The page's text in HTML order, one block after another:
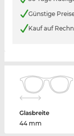
Günstige
Kauf auf
Glasbreite
44 mm